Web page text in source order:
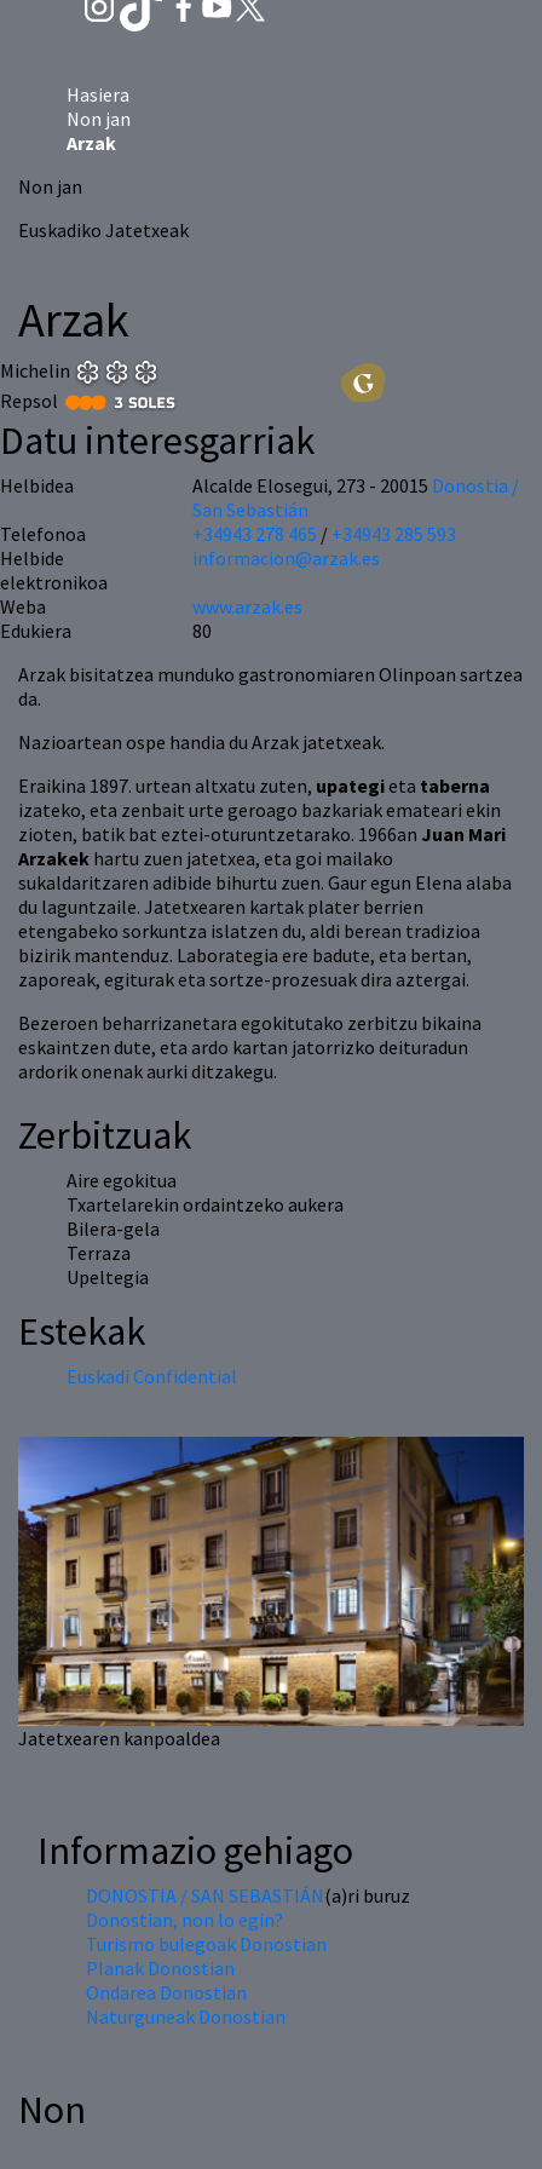
Hasiera
Non jan
Arzak
Non jan
Euskadiko Jatetxeak
Arzak
Michelin
Repsol
Arzak bisitatzea munduko gastronomiaren Olinpoan sartzea
da.
Nazioartean ospe handia du Arzak jatetxeak.
Eraikina 1897. urtean altxatu zuten, upategieta taberna
izateko, eta zenbait urte geroago bazkariak emateari ekin
zioten, batik bat eztei-oturuntzetarako. 1966an Juan Mari
Arzakek hartu zuen jatetxea, eta goi mailako
sukaldaritzaren adibide bihurtu zuen. Gaur egun Elena alaba
du laguntzaile. Jatetxearen kartak plater berrien
etengabeko sorkuntza islatzen du, aldi berean tradizioa
bizirik mantenduz. Laborategia ere badute, eta bertan,
zaporeak, egiturak eta sortze-prozesuak dira aztergai.
Bezeroen beharrizanetara egokitutako zerbitzu bikaina
eskaintzen dute, eta ardo kartan jatorrizko deituradun
ardorik onenak aurki ditzakegu.
Datu interesgarriak
Helbidea Alcalde Elosegui, 273 - 20015 Donostia /
San Sebastián
Telefonoa
+34943 278 465 / +34943 285 593
Helbide
elektronikoa
informacion@arzak.es
Weba
www.arzak.es
Edukiera
80
Zerbitzuak
Aire egokitua
Txartelarekin ordaintzeko aukera
Bilera-gela
Terraza
Upeltegia
Estekak
Euskadi Confidential
Jatetxearen kanpoaldea
Informazio gehiago
DONOSTIA / SAN SEBASTIÁN(a)ri buruz
Donostian, non lo egin?
Turismo bulegoak Donostian
Planak Donostian
Ondarea Donostian
Naturguneak Donostian
Non